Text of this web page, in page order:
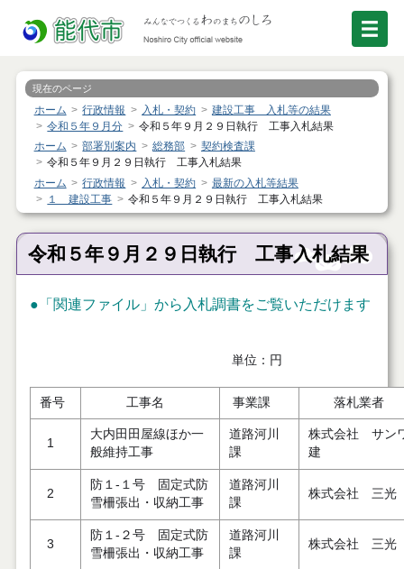
現在のページ
ホーム 行政情報 入札・契約
建設工事 入札等の結果
令和５年９月分
令和５年９月２９日執行 工事入札結果
ホーム
部署別案内 総務部
契約検査課
令和５年９月２９日執行 工事入札結果
ホーム
行政情報 入札・契約
最新の入札等結果
１ 建設工事
令和５年９月２９日執行 工事入札結果
令和５年９月２９日執行 工事入札結果
●「関連ファイル」から入札調書をご覧いただけます
単位：円
番号 工事名 事業課 落札業者
1
大内田田屋線ほか一
般維持工事
道路河川
課
株式会社 サン
建
2
防１-１号 固定式防
雪柵張出・収納工事
道路河川
課
株式会社 三光
3
防１-２号 固定式防
雪柵張出・収納工事
道路河川
課
株式会社 三光